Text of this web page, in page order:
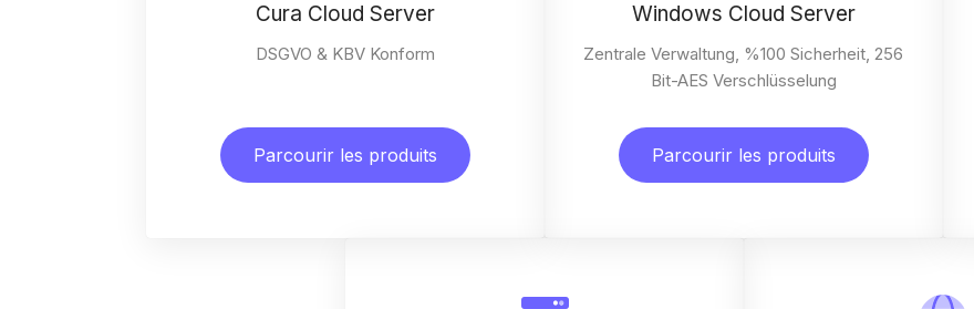
Cura Cloud Server
DSGVO & KBV Konform
Parcourir les produits
Windows Cloud Server
Zentrale Verwaltung, %100 Sicherheit, 256
Bit-AES Verschlüsselung
Parcourir les produits